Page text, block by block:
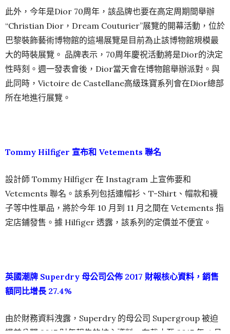
此外，今年是Dior 70周年，該品牌也要在高定周期間舉辦
“Christian Dior，Dream Couturier”展覽的開幕活動，位於
巴黎裝飾藝術博物館的這場展覽是目前為止該博物館規模最
大的時裝展覽。 品牌表示，70周年慶祝活動將是Dior的決定
性時刻。週一發表會後，Dior當天會在博物館舉辦派對。與
此同時，Victoire de Castellane高級珠寶系列會在Dior總部
所在地進行展覽。
Tommy Hilfiger 宣布和 Vetements 聯名
設計師 Tommy Hilfiger 在 Instagram 上宣佈要和
Vetements 聯名。該系列包括連帽衫、T-Shirt、帽款和襪
子等中性單品，將於今年 10 月到 11 月之間在 Vetements 指
定店鋪發售。據 Hilfiger 透露，該系列的定價並不便宜。
英國潮牌 Superdry 母公司公佈 2017 財報核心資料，銷售
額同比增長 27.4%
由於財務資料洩露，Superdry 的母公司 Supergroup 被迫